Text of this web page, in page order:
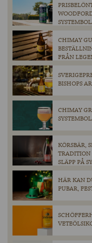
CHIMAY
FRÅN
BISHOPS
CHIMAY
KÖRSBÄR,
SLÄPP PÅ
HÄR KAN
PUBAR,